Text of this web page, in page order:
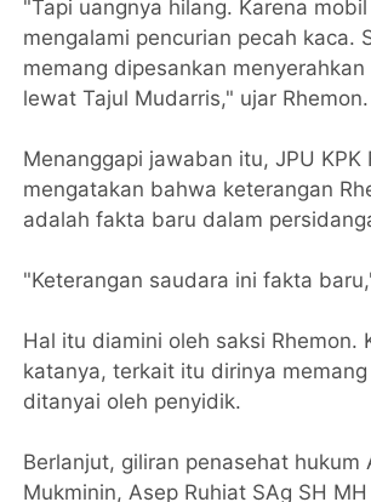
"Tapi uangnya hilang. Karena
mengalami pencurian pecah kaca.
memang dipesankan menyerahkan
lewat Tajul Mudarris," ujar Rhemon.
Menanggapi jawaban itu, JPU KPK
mengatakan bahwa keterangan
adalah fakta baru dalam
"Keterangan saudara ini fakta
Hal itu diamini oleh saksi Rhemon.
katanya, terkait itu dirinya
ditanyai oleh penyidik.
Berlanjut, giliran penasehat hukum
Mukminin, Asep Ruhiat SAg SH